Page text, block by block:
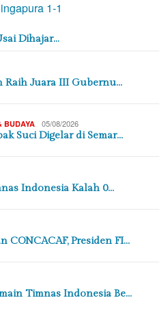
Dihajar…
Raih Juara III Gubernu…
BUDAYA 05/08/2026
Suci Digelar di Semar…
Indonesia Kalah 0…
CONCACAF, Presiden FI…
Timnas Indonesia Be…